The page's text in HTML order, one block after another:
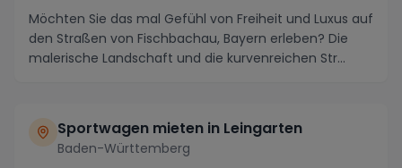
Möchten Sie das mal Gefühl von Freiheit und Luxus auf
den Straßen von Fischbachau, Bayern erleben? Die
malerische Landschaft und die kurvenreichen Str...
Sportwagen mieten in Leingarten
Baden-Württemberg